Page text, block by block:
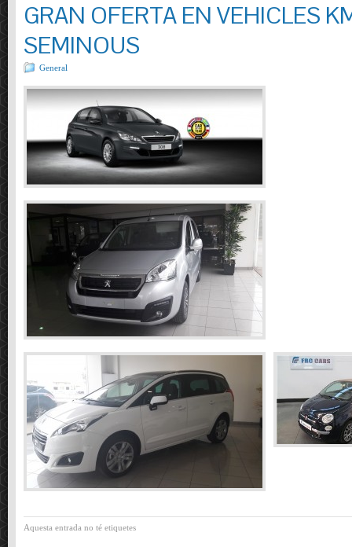
GRAN OFERTA EN VEHICLES
SEMINOUS
General
Aquesta entrada no té etiquetes